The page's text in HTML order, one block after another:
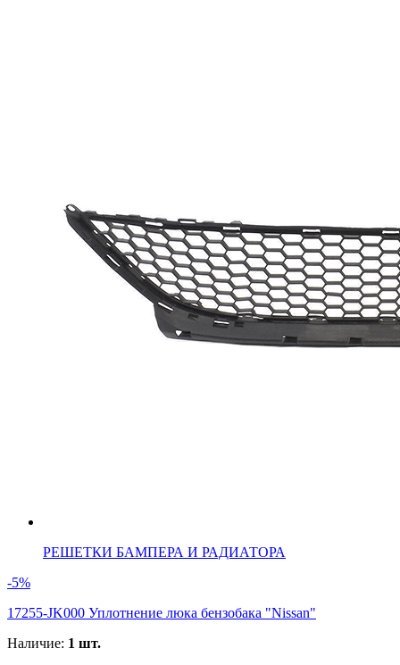
РЕШЕТКИ БАМПЕРА И РАДИАТОРА
-5%
17255-JK000 Уплотнение люка бензобака "Nissan"
Наличие: 1 шт.